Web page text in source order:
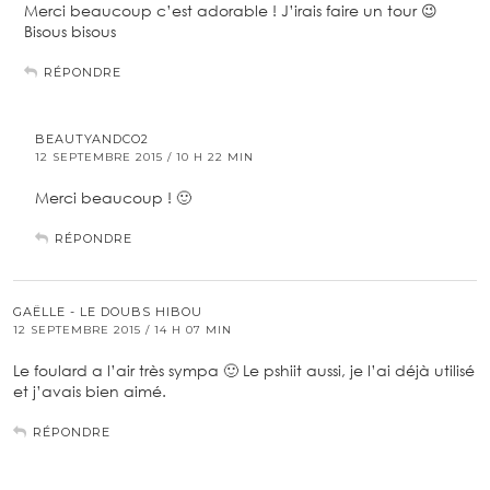
Merci beaucoup c’est adorable ! J’irais faire un tour 😉
Bisous bisous
RÉPONDRE
BEAUTYANDCO2
12 SEPTEMBRE 2015 / 10 H 22 MIN
Merci beaucoup ! 🙂
RÉPONDRE
GAËLLE - LE DOUBS HIBOU
12 SEPTEMBRE 2015 / 14 H 07 MIN
Le foulard a l’air très sympa 🙂 Le pshiit aussi, je l’ai déjà utilisé
et j’avais bien aimé.
RÉPONDRE